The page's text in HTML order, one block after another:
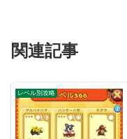
関連記事
レベル別攻略